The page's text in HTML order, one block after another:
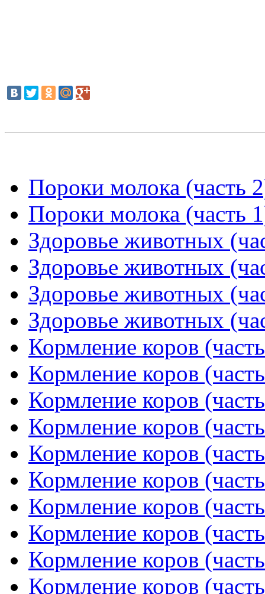
Пороки молока (часть
Пороки молока (часть
Здоровье животных
Здоровье животных
Здоровье животных
Здоровье животных
Кормление коров
Кормление коров
Кормление коров
Кормление коров
Кормление коров
Кормление коров
Кормление коров
Кормление коров
Кормление коров
Кормление коров